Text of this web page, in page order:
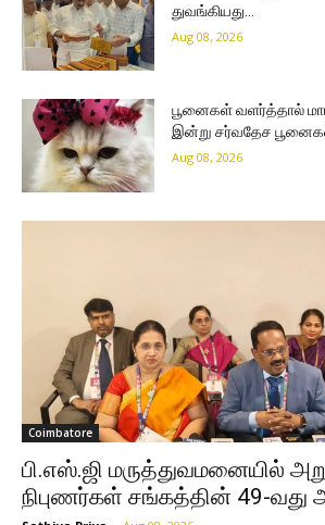
துவங்கியது…
Aug 08, 2026
பூனைகள் வளர்த்தால்
இன்று சர்வதேச
Aug 08, 2026
Coimbatore
பி.எஸ்.ஜி மருத்துவமனையில்
நிபுணர்கள் சங்கத்தின் 49-வது